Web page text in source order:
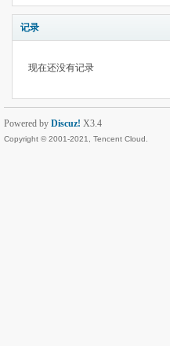
记录
现在还没有记录
Powered by Discuz! X3.4
Copyright © 2001-2021, Tencent Cloud.